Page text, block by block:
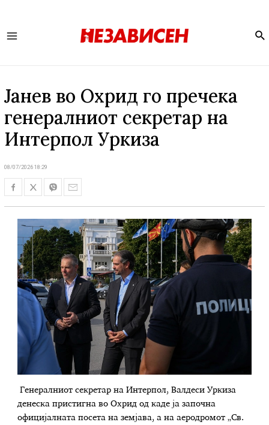
Јанев во Охрид го пречека
генералниот секретар на
Интерпол Уркиза
08/07/2026 18:29
Генералниот секретар на Интерпол, Валдеси Уркиза
денеска пристигна во Охрид од каде ја започна
официјалната посета на земјава, а на аеродромот „Св.